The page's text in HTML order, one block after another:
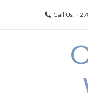
Call Us: